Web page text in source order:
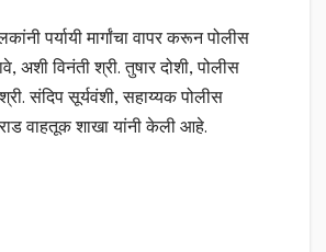
पर्यायी मार्गांचा वापर करून पोलीस
अशी विनंती श्री. तुषार दोशी, पोलीस
संदिप सूर्यवंशी, सहाय्यक पोलीस
वाहतूक शाखा यांनी केली आहे.